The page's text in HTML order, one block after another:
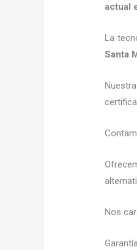
actual
La
Santa
Nos